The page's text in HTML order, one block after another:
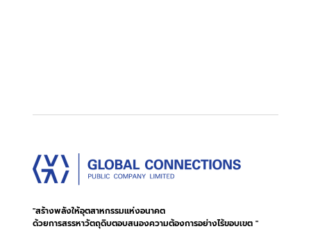
"สร้างพลังให้อุตสาหกรรมแห่งอนาคต
ด้วยการสรรหาวัตถุดิบตอบสนองความต้องการอย่างไร้ขอบเขต "